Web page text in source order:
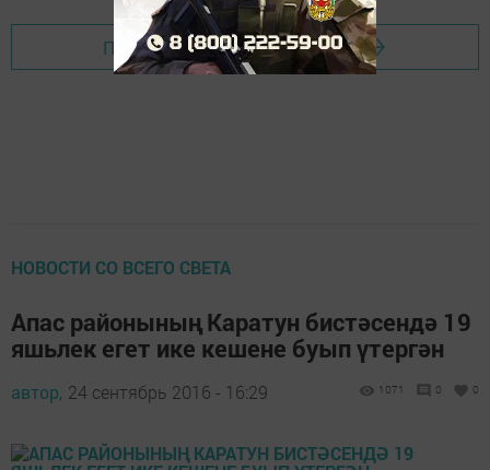
Перейти на страницу новости
НОВОСТИ СО ВСЕГО СВЕТА
Апас районының Каратун бистәсендә 19
яшьлек егет ике кешене буып үтергән
автор, 24 сентябрь 2016 - 16:29 1071 0 0